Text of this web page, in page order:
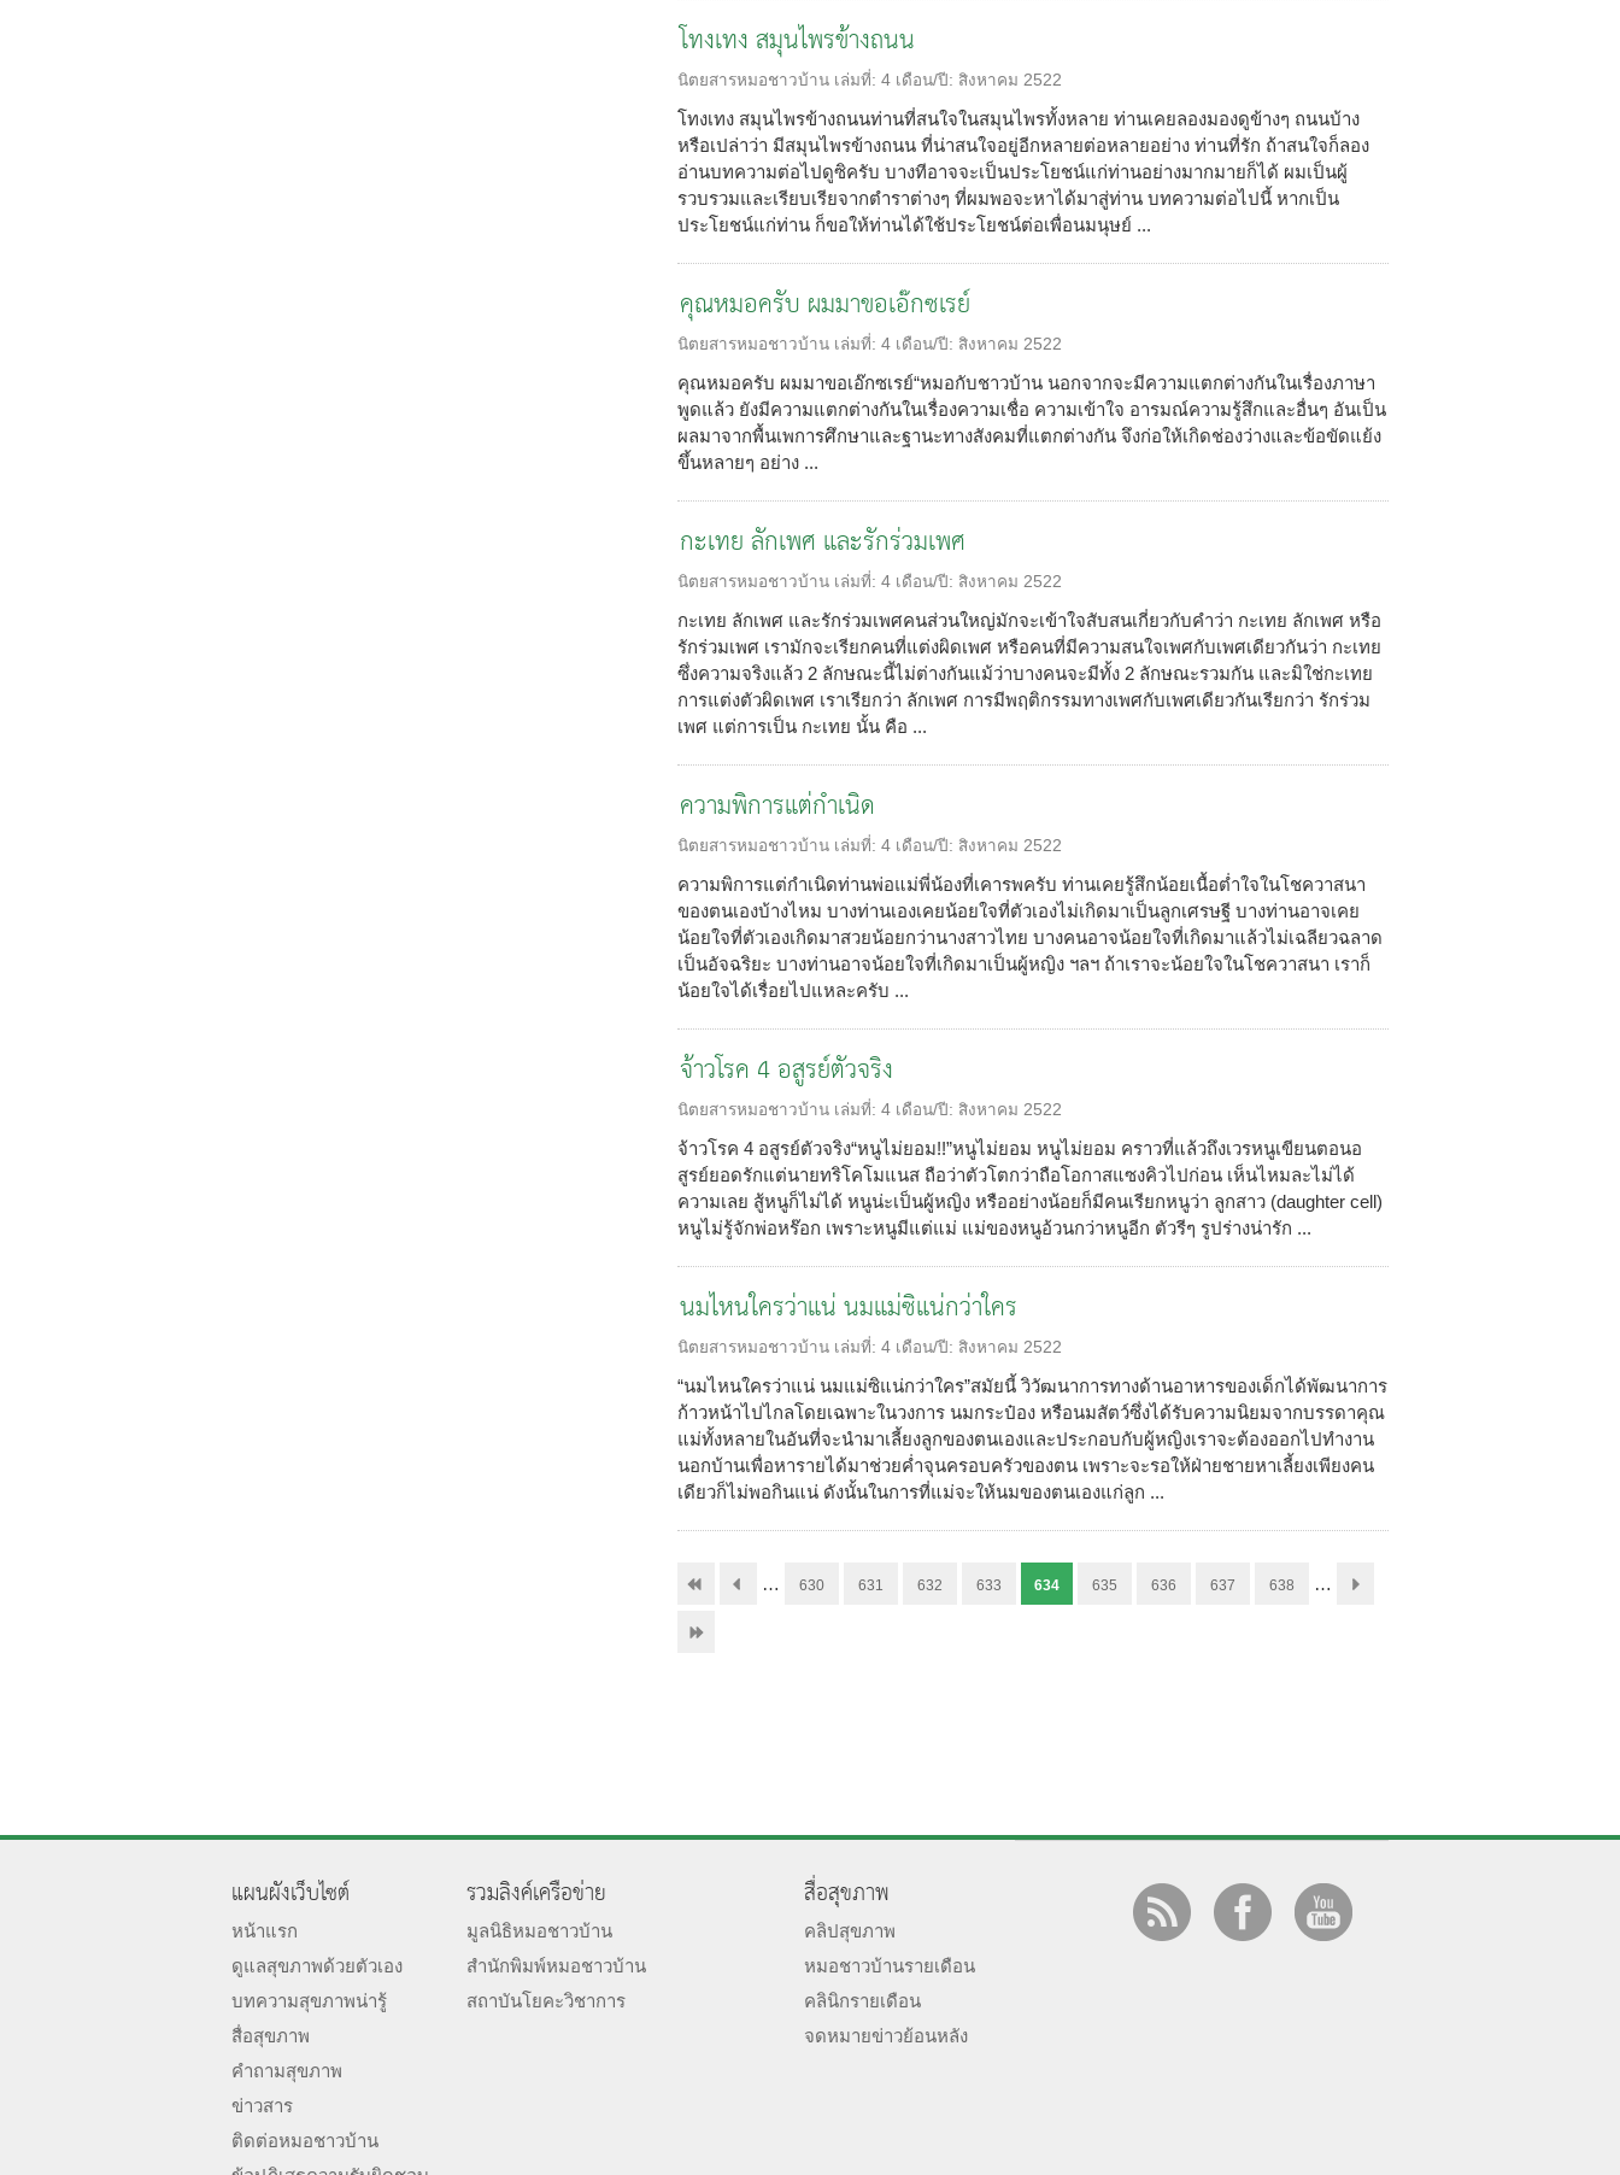
โทงเทง สมุนไพรข้างถนน
นิตยสารหมอชาวบ้าน เล่มที่: 4 เดือน/ปี: สิงหาคม 2522
โทงเทง สมุนไพรข้างถนนท่านที่สนใจในสมุนไพรทั้งหลาย ท่านเคยลองมองดูข้างๆ ถนนบ้าง
หรือเปล่าว่า มีสมุนไพรข้างถนน ที่น่าสนใจอยู่อีกหลายต่อหลายอย่าง ท่านที่รัก ถ้าสนใจก็ลอง
อ่านบทความต่อไปดูซิครับ บางทีอาจจะเป็นประโยชน์แก่ท่านอย่างมากมายก็ได้ ผมเป็นผู้
รวบรวมและเรียบเรียจากตำราต่างๆ ที่ผมพอจะหาได้มาสู่ท่าน บทความต่อไปนี้ หากเป็น
ประโยชน์แก่ท่าน ก็ขอให้ท่านได้ใช้ประโยชน์ต่อเพื่อนมนุษย์ ...
คุณหมอครับ ผมมาขอเอ๊กซเรย์
นิตยสารหมอชาวบ้าน เล่มที่: 4 เดือน/ปี: สิงหาคม 2522
คุณหมอครับ ผมมาขอเอ๊กซเรย์“หมอกับชาวบ้าน นอกจากจะมีความแตกต่างกันในเรื่องภาษา
พูดแล้ว ยังมีความแตกต่างกันในเรื่องความเชื่อ ความเข้าใจ อารมณ์ความรู้สึกและอื่นๆ อันเป็น
ผลมาจากพื้นเพการศึกษาและฐานะทางสังคมที่แตกต่างกัน จึงก่อให้เกิดช่องว่างและข้อขัดแย้ง
ขึ้นหลายๆ อย่าง ...
กะเทย ลักเพศ และรักร่วมเพศ
นิตยสารหมอชาวบ้าน เล่มที่: 4 เดือน/ปี: สิงหาคม 2522
กะเทย ลักเพศ และรักร่วมเพศคนส่วนใหญ่มักจะเข้าใจสับสนเกี่ยวกับคำว่า กะเทย ลักเพศ หรือ
รักร่วมเพศ เรามักจะเรียกคนที่แต่งผิดเพศ หรือคนที่มีความสนใจเพศกับเพศเดียวกันว่า กะเทย
ซึ่งความจริงแล้ว 2 ลักษณะนี้ไม่ต่างกันแม้ว่าบางคนจะมีทั้ง 2 ลักษณะรวมกัน และมิใช่กะเทย
การแต่งตัวผิดเพศ เราเรียกว่า ลักเพศ การมีพฤติกรรมทางเพศกับเพศเดียวกันเรียกว่า รักร่วม
เพศ แต่การเป็น กะเทย นั้น คือ ...
ความพิการแต่กำเนิด
นิตยสารหมอชาวบ้าน เล่มที่: 4 เดือน/ปี: สิงหาคม 2522
ความพิการแต่กำเนิดท่านพ่อแม่พี่น้องที่เคารพครับ ท่านเคยรู้สึกน้อยเนื้อต่ำใจในโชควาสนา
ของตนเองบ้างไหม บางท่านเองเคยน้อยใจที่ตัวเองไม่เกิดมาเป็นลูกเศรษฐี บางท่านอาจเคย
น้อยใจที่ตัวเองเกิดมาสวยน้อยกว่านางสาวไทย บางคนอาจน้อยใจที่เกิดมาแล้วไม่เฉลียวฉลาด
เป็นอัจฉริยะ บางท่านอาจน้อยใจที่เกิดมาเป็นผู้หญิง ฯลฯ ถ้าเราจะน้อยใจในโชควาสนา เราก็
น้อยใจได้เรื่อยไปแหละครับ ...
จ้าวโรค 4 อสูรย์ตัวจริง
นิตยสารหมอชาวบ้าน เล่มที่: 4 เดือน/ปี: สิงหาคม 2522
จ้าวโรค 4 อสูรย์ตัวจริง“หนูไม่ยอม!!”หนูไม่ยอม หนูไม่ยอม คราวที่แล้วถึงเวรหนูเขียนตอนอ
สูรย์ยอดรักแต่นายทริโคโมแนส ถือว่าตัวโตกว่าถือโอกาสแซงคิวไปก่อน เห็นไหมละไม่ได้
ความเลย สู้หนูก็ไม่ได้ หนูน่ะเป็นผู้หญิง หรืออย่างน้อยก็มีคนเรียกหนูว่า ลูกสาว (daughter cell)
หนูไม่รู้จักพ่อหร๊อก เพราะหนูมีแต่แม่ แม่ของหนูอ้วนกว่าหนูอีก ตัวรีๆ รูปร่างน่ารัก ...
นมไหนใครว่าแน่ นมแม่ซิแน่กว่าใคร
นิตยสารหมอชาวบ้าน เล่มที่: 4 เดือน/ปี: สิงหาคม 2522
“นมไหนใครว่าแน่ นมแม่ซิแน่กว่าใคร”สมัยนี้ วิวัฒนาการทางด้านอาหารของเด็กได้พัฒนาการ
ก้าวหน้าไปไกลโดยเฉพาะในวงการ นมกระป๋อง หรือนมสัตว์ซึ่งได้รับความนิยมจากบรรดาคุณ
แม่ทั้งหลายในอันที่จะนำมาเลี้ยงลูกของตนเองและประกอบกับผู้หญิงเราจะต้องออกไปทำงาน
นอกบ้านเพื่อหารายได้มาช่วยค่ำจุนครอบครัวของตน เพราะจะรอให้ฝ่ายชายหาเลี้ยงเพียงคน
เดียวก็ไม่พอกินแน่ ดังนั้นในการที่แม่จะให้นมของตนเองแก่ลูก ...
… 630 631 632 633 634 635 636 637 638 …
แผนผังเว็บไซต์
หน้าแรก
ดูแลสุขภาพด้วยตัวเอง
บทความสุขภาพน่ารู้
สื่อสุขภาพ
คำถามสุขภาพ
ข่าวสาร
ติดต่อหมอชาวบ้าน
รวมลิงค์เครือข่าย
มูลนิธิหมอชาวบ้าน
สำนักพิมพ์หมอชาวบ้าน
สถาบันโยคะวิชาการ
สื่อสุขภาพ
คลิปสุขภาพ
หมอชาวบ้านรายเดือน
คลินิกรายเดือน
จดหมายข่าวย้อนหลัง